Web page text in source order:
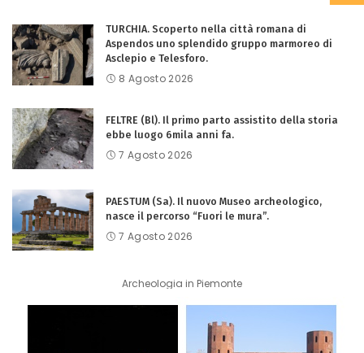
TURCHIA. Scoperto nella città romana di
Aspendos uno splendido gruppo marmoreo di
Asclepio e Telesforo.
8 Agosto 2026
FELTRE (Bl). Il primo parto assistito della storia
ebbe luogo 6mila anni fa.
7 Agosto 2026
PAESTUM (Sa). Il nuovo Museo archeologico,
nasce il percorso “Fuori le mura”.
7 Agosto 2026
Archeologia in Piemonte